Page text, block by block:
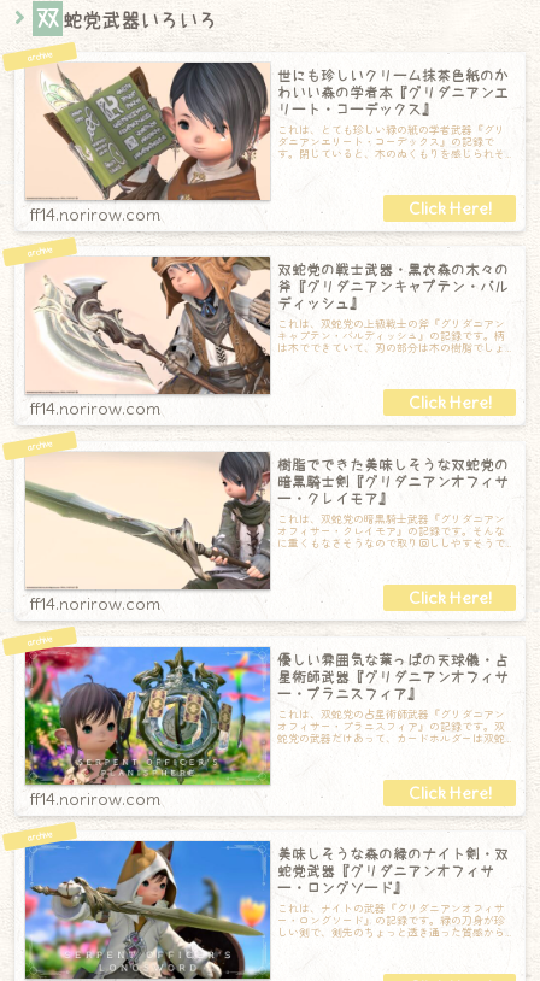
双 蛇党武器いろいろ
世にも珍しいクリーム抹茶色紙のか
わいい森の学者本『グリダニアンエ
リート・コーデックス』
これは、とても珍しい緑の紙の学者武器『グリ
ダニアンエリート・コーデックス』の記録で
す。閉じていると、木のぬくもりを感じられそ
ff14.norirow.com
双蛇党の戦士武器・黒衣森の木々の
斧『グリダニアンキャプテン・バル
ディッシュ』
これは、双蛇党の上級戦士の斧『グリダニアン
キャプテン・バルディッシュ』の記録です。柄
は木でできていて、刃の部分は木の樹脂でしょ
ff14.norirow.com
樹脂でできた美味しそうな双蛇党の
暗黒騎士剣『グリダニアンオフィサ
ー・クレイモア』
これは、双蛇党の暗黒騎士武器『グリダニアン
オフィサー・クレイモア』の記録です。そんな
に重くもなさそうなので取り回ししやすそうで
ff14.norirow.com
優しい雰囲気な葉っぱの天球儀・占
星術師武器『グリダニアンオフィサ
ー・プラニスフィア』
これは、双蛇党の占星術師武器『グリダニアン
オフィサー・プラニスフィア』の記録です。双
蛇党の武器だけあって、カードホルダーは双蛇
ff14.norirow.com
美味しそうな森の緑のナイト剣・双
蛇党武器『グリダニアンオフィサ
ー・ロングソード』
これは、ナイトの武器『グリダニアンオフィサ
ー・ロングソード』の記録です。緑の刀身が珍
しい剣で、剣先のちょっと透き通った質感から